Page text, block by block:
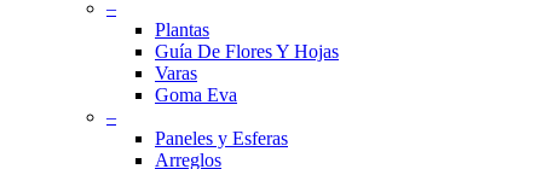
–
Plantas
Guía De Flores Y Hojas
Varas
Goma Eva
–
Paneles y Esferas
Arreglos